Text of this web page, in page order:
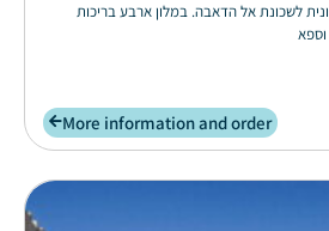
צפונית לשכונת אל הדאבה. במלון ארבע בריכות
וספא
More information and order